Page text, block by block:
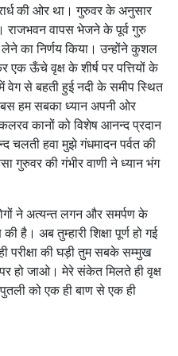
की ओर था। गुरुवर के अनुसार
राजभवन वापस भेजने के पूर्व गुरु
लेने का निर्णय किया। उन्होंने कुशल
एक ऊँचे वृक्ष के शीर्ष पर पत्तियों के
वेग से बहती हुई नदी के समीप स्थित
हम सबका ध्यान अपनी ओर
कानों को विशेष आनन्द प्रदान
चलती हवा मुझे गंधमादन पर्वत की
गुरुवर की गंभीर वाणी ने ध्यान भंग
ने अत्यन्त लगन और समर्पण के
की है। अब तुम्हारी शिक्षा पूर्ण हो गई
परीक्षा की घड़ी तुम सबके सम्मुख
हो जाओ। मेरे संकेत मिलते ही वृक्ष
को एक ही बाण से एक ही